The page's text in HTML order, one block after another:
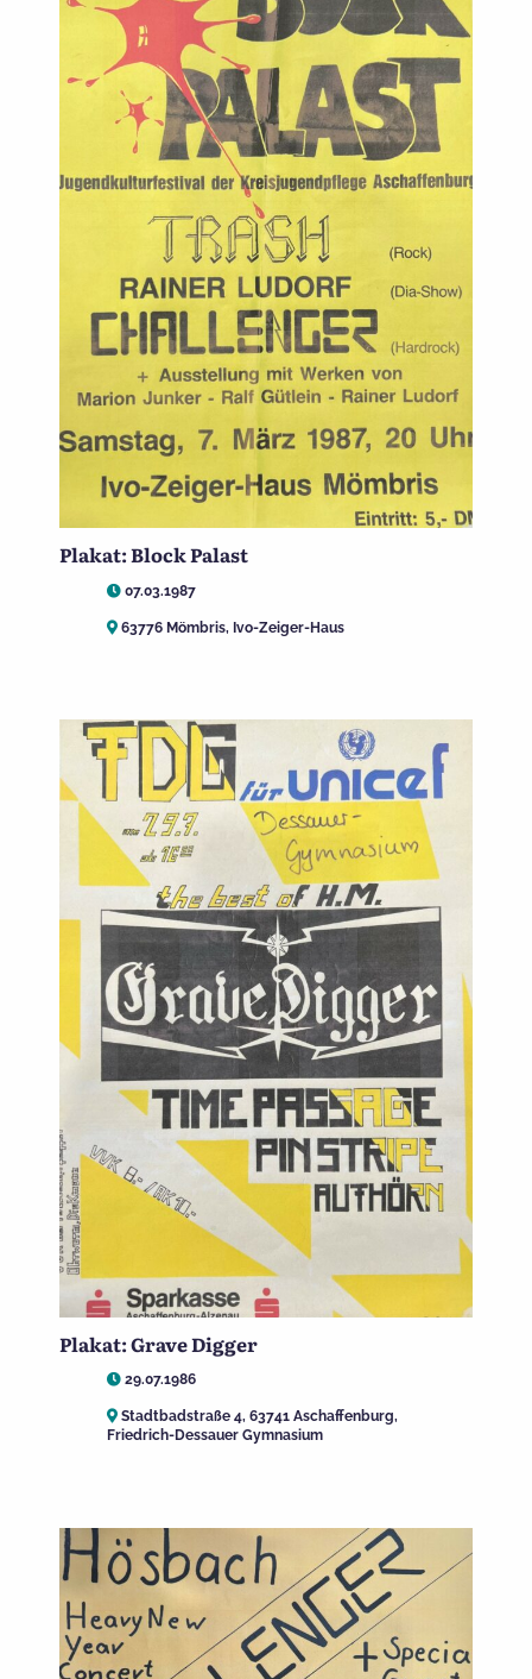
Plakat: Block Palast
07.03.1987
63776 Mömbris, Ivo-Zeiger-Haus
Plakat: Grave Digger
29.07.1986
Stadtbadstraße 4, 63741 Aschaffenburg,
Friedrich-Dessauer Gymnasium